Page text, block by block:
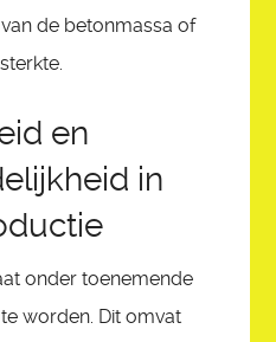
de betonmassa of
en
in
onder toenemende
worden. Dit omvat